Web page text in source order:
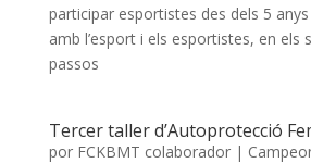
participar esportistes des dels 5
amb l’esport i els esportistes, en els
passos
Tercer taller d’Autoprotecció
por FCKBMT colaborador|